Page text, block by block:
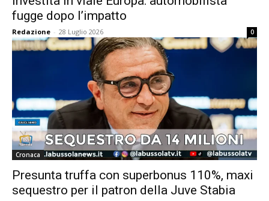
fugge dopo l’impatto
Redazione - 28 Luglio 2026 0
Cronaca
Presunta truffa con superbonus 110%, maxi
sequestro per il patron della Juve Stabia